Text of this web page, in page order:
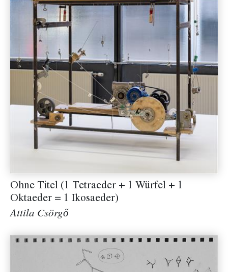
Ohne Titel (1 Tetraeder + 1 Würfel + 1
Oktaeder = 1 Ikosaeder)
Attila Csörgő